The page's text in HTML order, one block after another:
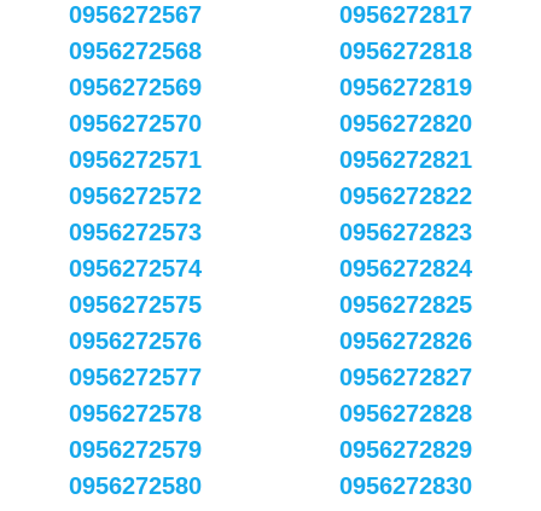
0956272567
0956272568
0956272569
0956272570
0956272571
0956272572
0956272573
0956272574
0956272575
0956272576
0956272577
0956272578
0956272579
0956272580
0956272817
0956272818
0956272819
0956272820
0956272821
0956272822
0956272823
0956272824
0956272825
0956272826
0956272827
0956272828
0956272829
0956272830